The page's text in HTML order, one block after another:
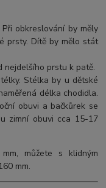
obkreslování by měly
prsty. Dítě by mělo stát
nejdelšího prstu k patě.
Stélka by u dětské
délka chodidla.
obuvi a bačkůrek se
zimní obuvi cca 15-17
můžete s klidným
mm.